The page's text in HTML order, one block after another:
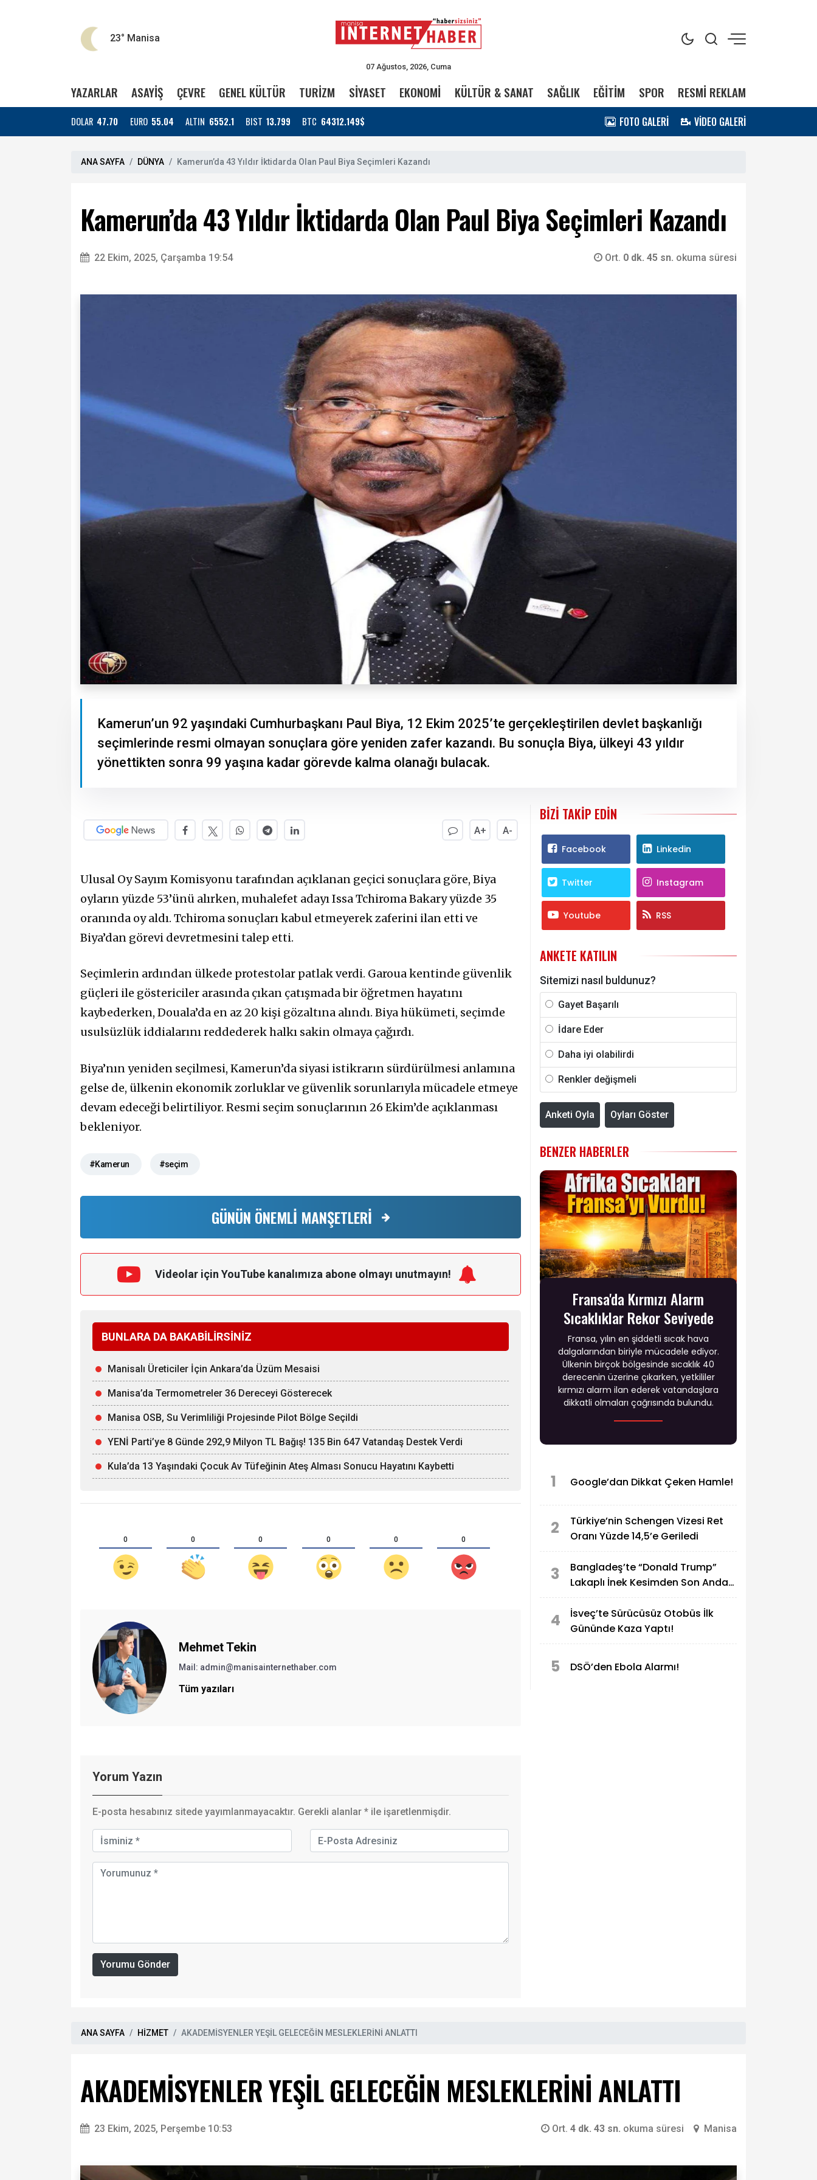
23° Manisa
07 Ağustos, 2026, Cuma
YAZARLAR ASAYİŞ ÇEVRE GENEL KÜLTÜR TURİZM SİYASET EKONOMİ KÜLTÜR & SANAT SAĞLIK EĞİTİM SPOR RESMİ REKLAM
DOLAR 47.70 EURO 55.04 ALTIN 6552.1 BIST 13.799 BTC 64312.149$ FOTO GALERİ VİDEO GALERİ
ANA SAYFA DÜNYA Kamerun’da 43 Yıldır İktidarda Olan Paul Biya Seçimleri Kazandı
Kamerun’da 43 Yıldır İktidarda Olan Paul Biya Seçimleri Kazandı
22 Ekim, 2025, Çarşamba 19:54 Ort. 0 dk. 45 sn. okuma süresi
Kamerun’un 92 yaşındaki Cumhurbaşkanı Paul Biya, 12 Ekim 2025’te gerçekleştirilen devlet başkanlığı
seçimlerinde resmi olmayan sonuçlara göre yeniden zafer kazandı. Bu sonuçla Biya, ülkeyi 43 yıldır
yönettikten sonra 99 yaşına kadar görevde kalma olanağı bulacak.
A+ A-
Ulusal Oy Sayım Komisyonu tarafından açıklanan geçici sonuçlara göre, Biya
oyların yüzde 53’ünü alırken, muhalefet adayı Issa Tchiroma Bakary yüzde 35
oranında oy aldı. Tchiroma sonuçları kabul etmeyerek zaferini ilan etti ve
Biya’dan görevi devretmesini talep etti.
Seçimlerin ardından ülkede protestolar patlak verdi. Garoua kentinde güvenlik
güçleri ile göstericiler arasında çıkan çatışmada bir öğretmen hayatını
kaybederken, Douala’da en az 20 kişi gözaltına alındı. Biya hükümeti, seçimde
usulsüzlük iddialarını reddederek halkı sakin olmaya çağırdı.
Biya’nın yeniden seçilmesi, Kamerun’da siyasi istikrarın sürdürülmesi anlamına
gelse de, ülkenin ekonomik zorluklar ve güvenlik sorunlarıyla mücadele etmeye
devam edeceği belirtiliyor. Resmi seçim sonuçlarının 26 Ekim’de açıklanması
bekleniyor.
#Kamerun #seçim
GÜNÜN ÖNEMLİ MANŞETLERİ
Videolar için YouTube kanalımıza abone olmayı unutmayın!
BUNLARA DA BAKABİLİRSİNİZ
Manisalı Üreticiler İçin Ankara’da Üzüm Mesaisi
Manisa’da Termometreler 36 Dereceyi Gösterecek
Manisa OSB, Su Verimliliği Projesinde Pilot Bölge Seçildi
YENİ Parti’ye 8 Günde 292,9 Milyon TL Bağış! 135 Bin 647 Vatandaş Destek Verdi
Kula’da 13 Yaşındaki Çocuk Av Tüfeğinin Ateş Alması Sonucu Hayatını Kaybetti
0 0 0 0 0 0
Mehmet Tekin
Mail: admin@manisainternethaber.com
Tüm yazıları
Yorum Yazın
E-posta hesabınız sitede yayımlanmayacaktır. Gerekli alanlar * ile işaretlenmişdir.
Yorumu Gönder
BIZI TAKIP EDIN
Facebook Linkedin
Twitter Instagram
Youtube RSS
ANKETE KATILIN
Sitemizi nasıl buldunuz?
Gayet Başarılı
İdare Eder
Daha iyi olabilirdi
Renkler değişmeli
Anketi Oyla Oyları Göster
BENZER HABERLER
Fransa'da Kırmızı Alarm
Sıcaklıklar Rekor Seviyede
Fransa, yılın en şiddetli sıcak hava
dalgalarından biriyle mücadele ediyor.
Ülkenin birçok bölgesinde sıcaklık 40
derecenin üzerine çıkarken, yetkililer
kırmızı alarm ilan ederek vatandaşlara
dikkatli olmaları çağrısında bulundu.
1 Google’dan Dikkat Çeken Hamle!
2
Türkiye’nin Schengen Vizesi Ret
Oranı Yüzde 14,5’e Geriledi
3
Bangladeş’te “Donald Trump”
Lakaplı İnek Kesimden Son Anda
4
İsveç’te Sürücüsüz Otobüs İlk
Gününde Kaza Yaptı!
5 DSÖ’den Ebola Alarmı!
ANA SAYFA HİZMET AKADEMİSYENLER YEŞİL GELECEĞİN MESLEKLERİNİ ANLATTI
AKADEMİSYENLER YEŞİL GELECEĞİN MESLEKLERİNİ ANLATTI
23 Ekim, 2025, Perşembe 10:53 Ort. 4 dk. 43 sn. okuma süresi Manisa